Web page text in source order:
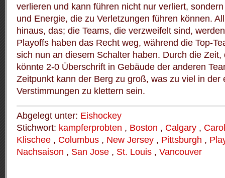
verlieren und kann führen nicht nur verliert,
und Energie, die zu Verletzungen führen können.
hinaus, das; die Teams, die verzweifelt sind,
Playoffs haben das Recht weg, während die Top-
sich nun an diesem Schalter haben. Durch die Zeit,
könnte 2-0 Überschrift in Gebäude der anderen
Zeitpunkt kann der Berg zu groß, was zu viel in der
Verstimmungen zu klettern sein.
Abgelegt unter: Eishockey
Stichwort: kampferprobten , Boston , Calgary ,
Klischee , Columbus , New Jersey , Pittsburgh ,
Nachsaison , San Jose , St. Louis , Vancouver